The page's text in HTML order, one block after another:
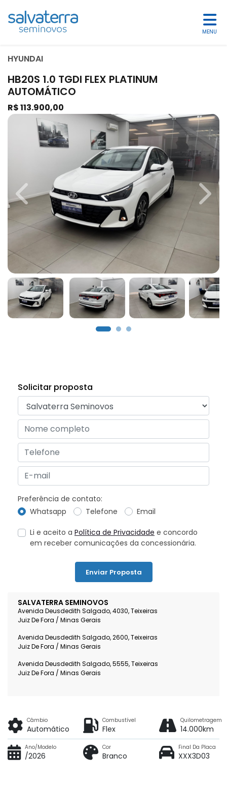
MENU
HYUNDAI
HB20S 1.0 TGDI FLEX PLATINUM
AUTOMÁTICO
R$ 113.900,00
Previous Next
SALVATERRA SEMINOVOS
Avenida Deusdedith Salgado, 4030, Teixeiras
Juiz De Fora / Minas Gerais
Avenida Deusdedith Salgado, 2600, Teixeiras
Juiz De Fora / Minas Gerais
Avenida Deusdedith Salgado, 5555, Teixeiras
Juiz De Fora / Minas Gerais
Solicitar proposta
Preferência de contato:
Whatsapp
Telefone Email
Li e aceito a Política de Privacidade e concordo
em receber comunicações da concessionária.
Enviar Proposta
Câmbio
Automático
Combustível
Flex
Quilometragem
14.000km
Ano/Modelo
/2026
Cor
Branco
Final Da Placa
XXX3D03